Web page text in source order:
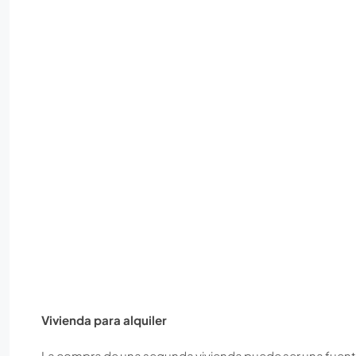
Vivienda para alquiler